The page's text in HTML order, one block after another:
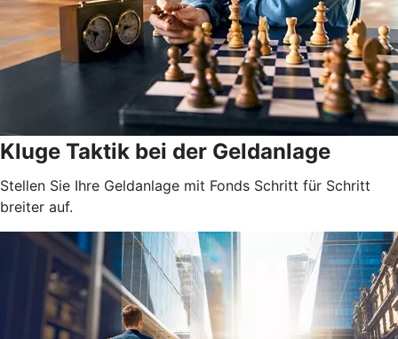
Kluge Taktik bei der Geldanlage
Stellen Sie Ihre Geldanlage mit Fonds Schritt für Schritt
breiter auf.